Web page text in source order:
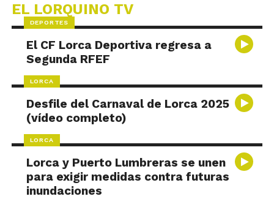
EL LORQUINO TV
DEPORTES
El CF Lorca Deportiva regresa a
Segunda RFEF
LORCA
Desfile del Carnaval de Lorca 2025
(vídeo completo)
LORCA
Lorca y Puerto Lumbreras se unen
para exigir medidas contra futuras
inundaciones